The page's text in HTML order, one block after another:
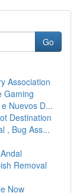
Go
Association
Gaming
Nuevos D...
Destination
, Bug Ass...
Removal
Now